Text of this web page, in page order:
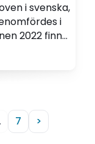
i svenska,
i
2022 finns
förbättrats i
år.
7 >